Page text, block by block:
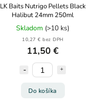
LK Baits Nutrigo Pellets Black
Halibut 24mm 250ml
Skladom (>10 ks)
10,27 € bez DPH
11,50 €
Do košíka